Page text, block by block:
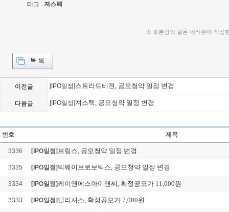
테그 : 져스텍
※ 토론방의 글은 네티즌이 작성
이전글 [IPO일정]스트라드비젼, 공모청약 일정 변경
다음글 [IPO일정]져스텍, 공모청약 일정 변경
번호 제목
3336 [IPO일정] 브릴스, 공모청약 일정 변경
3335 [IPO일정] 빅웨이브로보틱스, 공모청약 일정 변경
3334 [IPO일정] 케이앤에스아이앤씨, 확정공모가 11,000원
3333 [IPO일정] 딜리셔스, 확정공모가 7,000원